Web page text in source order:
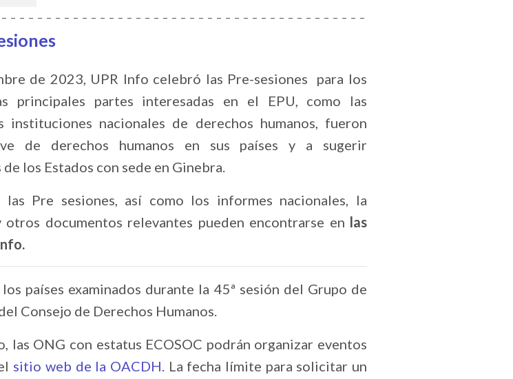
de 2023, UPR Info celebró las Pre-sesiones para los
principales partes interesadas en el EPU, como las
nacionales de derechos humanos, fueron
de derechos humanos en sus países y a sugerir
los Estados con sede en Ginebra.
Pre sesiones, así como los informes nacionales, la
documentos relevantes pueden encontrarse en las
países examinados durante la 45ª sesión del Grupo de
Consejo de Derechos Humanos.
las ONG con estatus ECOSOC podrán organizar eventos
sitio web de la OACDH. La fecha límite para solicitar un